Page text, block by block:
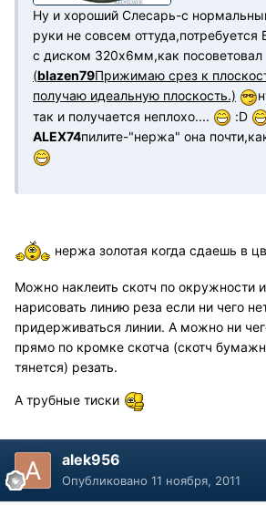
Ну и хороший Слесарь-с
руки не совсем оттуда,потребуется
с диском 320х6мм,как посоветовал
(blazen79Прижимаю срез к
получаю идеальную плоскость.)
так и получается неплохо....
:D
ALEX74пилите-"нержа" она
нержа золотая когда сдаешь в
Можно наклеить скотч по окружности
нарисовать линию реза если ни чего
придерживаться линии. А можно ни
прямо по кромке скотча (скотч
тянется) резать.
А трубные тиски
alek956
Опубликовано 11 ноября, 2011